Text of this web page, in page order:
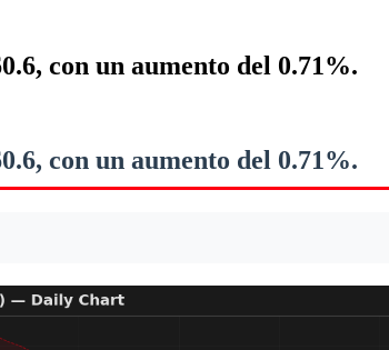
con un aumento del 0.71%.
con un aumento del 0.71%.